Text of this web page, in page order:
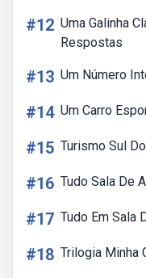
#12 Uma Galinha
Respostas
#13 Um Número
#14 Um Carro
#15 Turismo Sul
#16 Tudo Sala De
#17 Tudo Em Sala
#18 Trilogia Minha